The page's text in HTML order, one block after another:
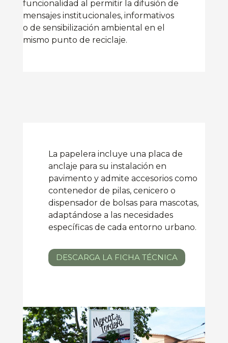
funcionalidad al permitir la difusión de
mensajes institucionales, informativos
o de sensibilización ambiental en el
mismo punto de reciclaje.
La papelera incluye una placa de
anclaje para su instalación en
pavimento y admite accesorios como
contenedor de pilas, cenicero o
dispensador de bolsas para mascotas,
adaptándose a las necesidades
específicas de cada entorno urbano.
DESCARGA LA FICHA TÉCNICA